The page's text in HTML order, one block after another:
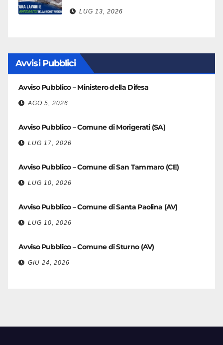
LUG 13, 2026
Avvisi Pubblici
Avviso Pubblico – Ministero della Difesa
AGO 5, 2026
Avviso Pubblico – Comune di Morigerati (SA)
LUG 17, 2026
Avviso Pubblico – Comune di San Tammaro (CE)
LUG 10, 2026
Avviso Pubblico – Comune di Santa Paolina (AV)
LUG 10, 2026
Avviso Pubblico – Comune di Sturno (AV)
GIU 24, 2026